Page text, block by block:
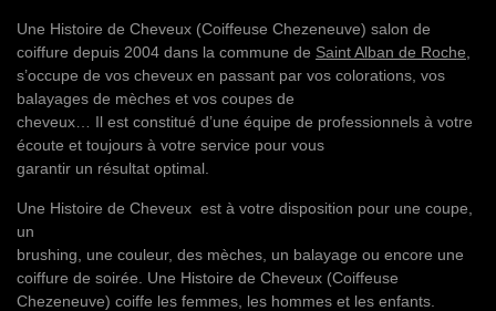
Une Histoire de Cheveux (Coiffeuse Chezeneuve) salon de
coiffure depuis 2004 dans la commune de Saint Alban de Roche,
s’occupe de vos cheveux en passant par vos colorations, vos
balayages de mèches et vos coupes de
cheveux… Il est constitué d’une équipe de professionnels à votre
écoute et toujours à votre service pour vous
garantir un résultat optimal.
Une Histoire de Cheveux est à votre disposition pour une coupe,
un
brushing, une couleur, des mèches, un balayage ou encore une
coiffure de soirée. Une Histoire de Cheveux (Coiffeuse
Chezeneuve) coiffe les femmes, les hommes et les enfants.